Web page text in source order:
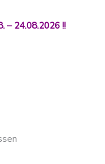
– 24.08.2026 !!